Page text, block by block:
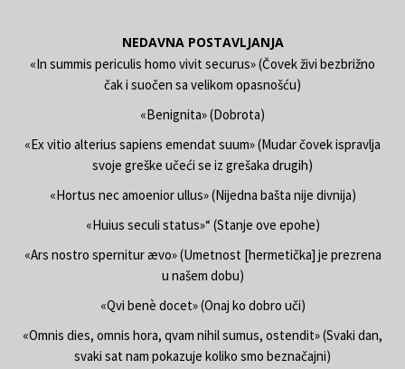
NEDAVNA POSTAVLJANJA
«In summis periculis homo vivit securus» (Čovek živi bezbrižno
čak i suočen sa velikom opasnošću)
«Benignita» (Dobrota)
«Ex vitio alterius sapiens emendat suum» (Mudar čovek ispravlja
svoje greške učeći se iz grešaka drugih)
«Hortus nec amoenior ullus» (Nijedna bašta nije divnija)
«Huius seculi status»“ (Stanje ove epohe)
«Ars nostro spernitur ævo» (Umetnost [hermetička] je prezrena
u našem dobu)
«Qvi benè docet» (Onaj ko dobro uči)
«Omnis dies, omnis hora, qvam nihil sumus, ostendit» (Svaki dan,
svaki sat nam pokazuje koliko smo beznačajni)